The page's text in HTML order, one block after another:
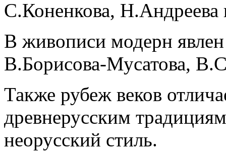
С.Коненкова,
В живописи модерн
В.Борисова-Мусатова,
Также рубеж веков
древнерусским
неорусский стиль.